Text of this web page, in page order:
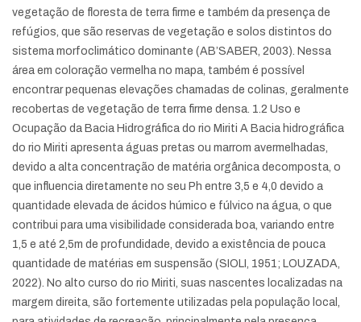
vegetação de floresta de terra firme e também da presença de
refúgios, que são reservas de vegetação e solos distintos do
sistema morfoclimático dominante (AB’SABER, 2003). Nessa
área em coloração vermelha no mapa, também é possível
encontrar pequenas elevações chamadas de colinas, geralmente
recobertas de vegetação de terra firme densa. 1.2 Uso e
Ocupação da Bacia Hidrográfica do rio Miriti A Bacia hidrográfica
do rio Miriti apresenta águas pretas ou marrom avermelhadas,
devido a alta concentração de matéria orgânica decomposta, o
que influencia diretamente no seu Ph entre 3,5 e 4,0 devido a
quantidade elevada de ácidos húmico e fúlvico na água, o que
contribui para uma visibilidade considerada boa, variando entre
1,5 e até 2,5m de profundidade, devido a existência de pouca
quantidade de matérias em suspensão (SIOLI, 1951; LOUZADA,
2022). No alto curso do rio Miriti, suas nascentes localizadas na
margem direita, são fortemente utilizadas pela população local,